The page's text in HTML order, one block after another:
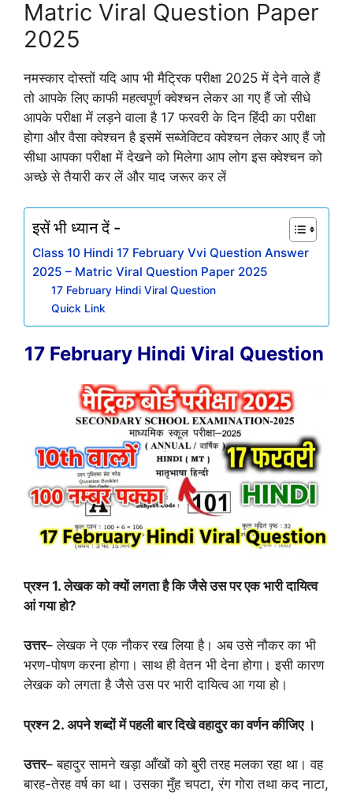
Matric Viral Question Paper
2025
नमस्कार दोस्तों यदि आप भी मैट्रिक परीक्षा 2025 में देने वाले हैं
तो आपके लिए काफी महत्वपूर्ण क्वेश्चन लेकर आ गए हैं जो सीधे
आपके परीक्षा में लड़ने वाला है 17 फरवरी के दिन हिंदी का परीक्षा
होगा और वैसा क्वेश्चन है इसमें सब्जेक्टिव क्वेश्चन लेकर आए हैं जो
सीधा आपका परीक्षा में देखने को मिलेगा आप लोग इस क्वेश्चन को
अच्छे से तैयारी कर लें और याद जरूर कर लें
इसें भी ध्यान दें -
Class 10 Hindi 17 February Vvi Question Answer
2025 – Matric Viral Question Paper 2025
17 February Hindi Viral Question
Quick Link
17 February Hindi Viral Question
प्रश्न 1. लेखक को क्यों लगता है कि जैसे उस पर एक भारी दायित्व
आं गया हो?
उत्तर– लेखक ने एक नौकर रख लिया है। अब उसे नौकर का भी
भरण-पोषण करना होगा। साथ ही वेतन भी देना होगा। इसी कारण
लेखक को लगता है जैसे उस पर भारी दायित्व आ गया हो।
प्रश्न 2. अपने शब्दों में पहली बार दिखे वहादुर का वर्णन कीजिए ।
उत्तर– बहादुर सामने खड़ा आँखों को बुरी तरह मलका रहा था। वह
बारह-तेरह वर्ष का था। उसका मुँह चपटा, रंग गोरा तथा कद नाटा,